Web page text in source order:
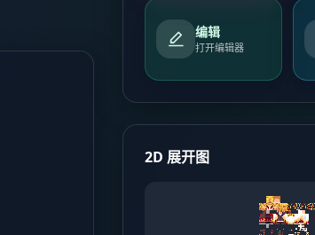
编辑
打开编辑器
2D 展开图